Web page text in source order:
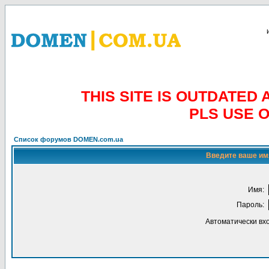
THIS SITE IS OUTDATED
PLS USE
Список форумов DOMEN.com.ua
Введите ваше
Имя:
Пароль:
Автоматически